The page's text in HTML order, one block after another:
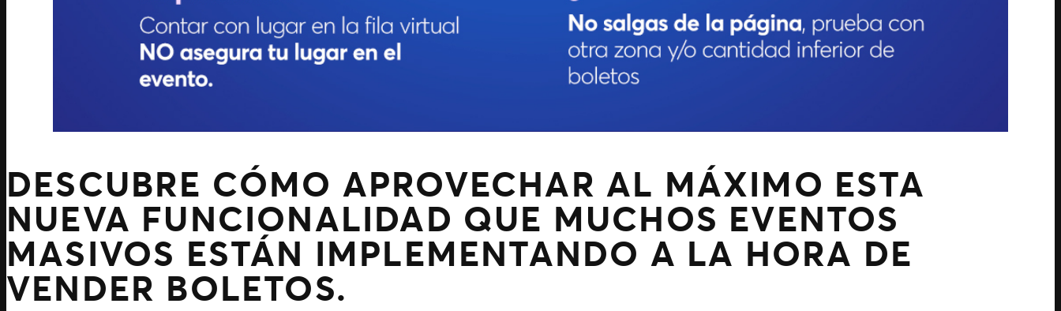
DESCUBRE CÓMO APROVECHAR AL MÁXIMO ESTA
NUEVA FUNCIONALIDAD QUE MUCHOS EVENTOS
MASIVOS ESTÁN IMPLEMENTANDO A LA HORA DE
VENDER BOLETOS.